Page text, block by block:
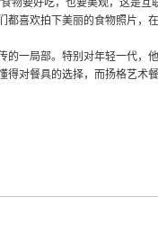
物要好吃，也要美观，这是
喜欢拍下美丽的食物照片，
一局部。特别对年轻一代，
对餐具的选择，而扬格艺术